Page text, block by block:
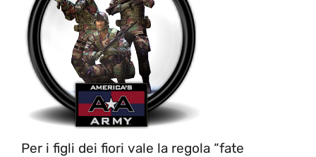
Per i figli dei fiori vale la regola “fate